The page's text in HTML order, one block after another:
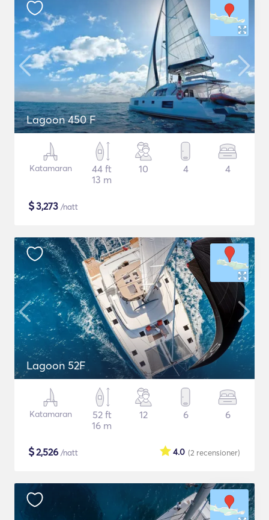
Lagoon 450 F
Katamaran
44 ft
13 m
10 4 4
$3,273 /natt
Lagoon 52F
Katamaran
52 ft
16 m
12 6 6
$2,526 /natt (2 recensioner)
4.0